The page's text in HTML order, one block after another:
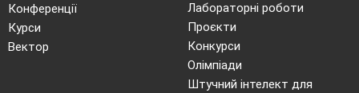
Конференції
Курси
Вектор
Лабораторні роботи
Проєкти
Конкурси
Олімпіади
Штучний інтелект для